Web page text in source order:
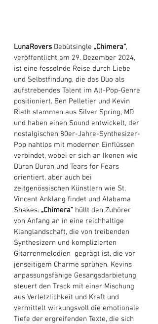
LunaRovers Debütsingle „Chimera“,
veröffentlicht am 29. Dezember 2024,
ist eine fesselnde Reise durch Liebe
und Selbstfindung, die das Duo als
aufstrebendes Talent im Alt-Pop-Genre
positioniert. Ben Pelletier und Kevin
Rieth stammen aus Silver Spring, MD
und haben einen Sound entwickelt, der
nostalgischen 80er-Jahre-Synthesizer-
Pop nahtlos mit modernen Einflüssen
verbindet, wobei er sich an Ikonen wie
Duran Duran und Tears for Fears
orientiert, aber auch bei
zeitgenössischen Künstlern wie St.
Vincent Anklang findet und Alabama
Shakes. „Chimera“ hüllt den Zuhörer
von Anfang an in eine reichhaltige
Klanglandschaft, die von treibenden
Synthesizern und komplizierten
Gitarrenmelodien  geprägt ist, die vor
jenseitigem Charme sprühen. Kevins
anpassungsfähige Gesangsdarbietung
steuert den Track mit einer Mischung
aus Verletzlichkeit und Kraft und
vermittelt wirkungsvoll die emotionale
Tiefe der ergreifenden Texte, die sich